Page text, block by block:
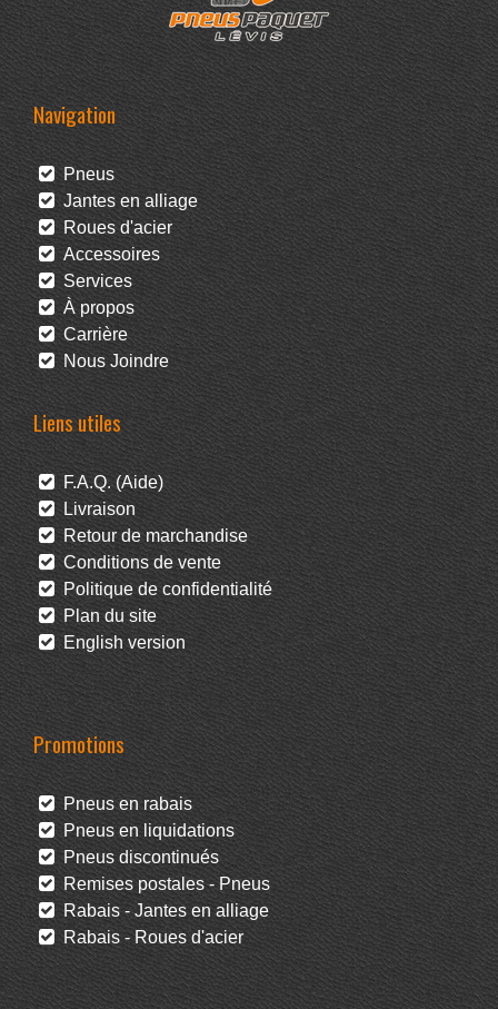
Navigation
Pneus
Jantes en alliage
Roues d'acier
Accessoires
Services
À propos
Carrière
Nous Joindre
Liens utiles
F.A.Q. (Aide)
Livraison
Retour de marchandise
Conditions de vente
Politique de confidentialité
Plan du site
English version
Promotions
Pneus en rabais
Pneus en liquidations
Pneus discontinués
Remises postales - Pneus
Rabais - Jantes en alliage
Rabais - Roues d'acier